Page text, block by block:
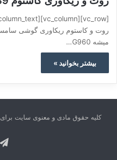
میشه G960…
بیشتر بخوانید »
کلیه حقوق مادی و معنوی سایت